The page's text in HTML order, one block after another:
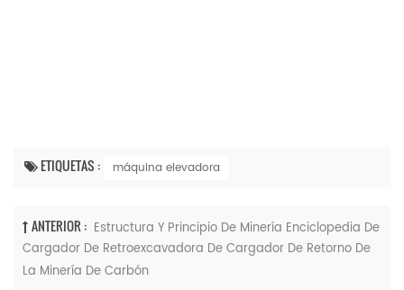
ETIQUETAS : máquina elevadora
ANTERIOR : Estructura Y Principio De Minería Enciclopedia De
Cargador De Retroexcavadora De Cargador De Retorno De
La Minería De Carbón